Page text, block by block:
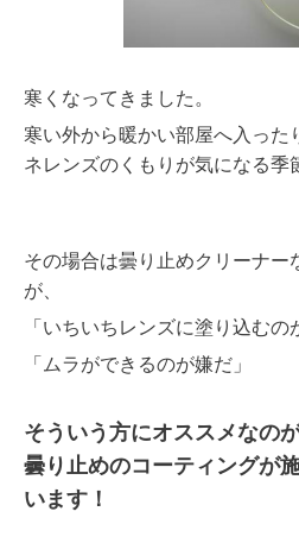
寒くなってきました。
寒い外から暖かい部屋へ入った
ネレンズのくもりが気になる季
その場合は曇り止めクリーナー
が、
「いちいちレンズに塗り込むの
「ムラができるのが嫌だ」
そういう方にオススメなの
曇り止めのコーティングが
います！